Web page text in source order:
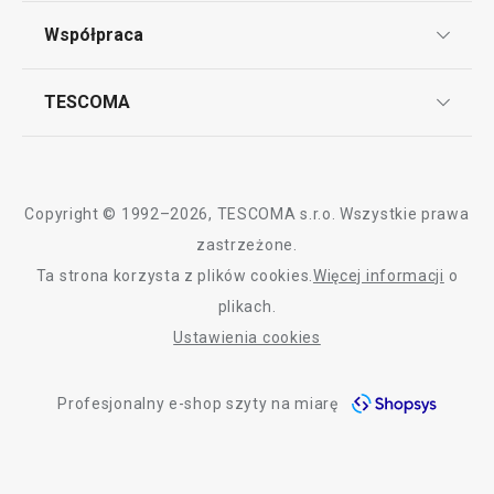
Bony podarunkowe
Dostawa i sposoby płatności
Współpraca
TESCOMA
Graficzne oznaczenie produktów
Polityka prywatności
Copyright © 1992–2026, TESCOMA s.r.o. Wszystkie prawa
zastrzeżone.
Ta strona korzysta z plików cookies. Więcej informacji o
plikach.
Ustawienia cookies
Profesjonalny e-shop szyty na miarę